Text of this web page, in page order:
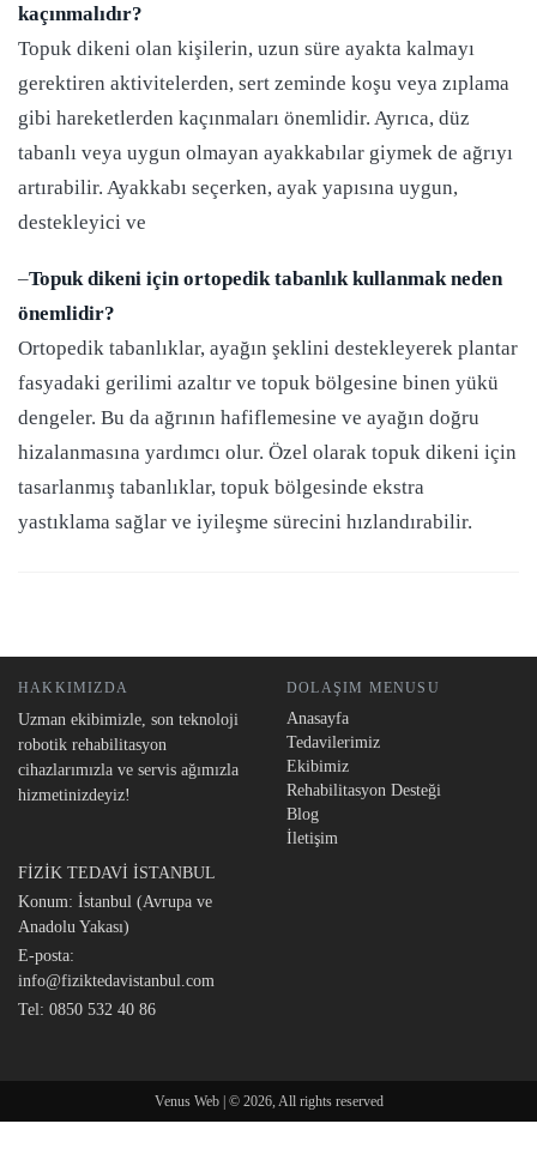
kaçınmalıdır?
Topuk dikeni olan kişilerin, uzun süre ayakta kalmayı
gerektiren aktivitelerden, sert zeminde koşu veya zıplama
gibi hareketlerden kaçınmaları önemlidir. Ayrıca, düz
tabanlı veya uygun olmayan ayakkabılar giymek de ağrıyı
artırabilir. Ayakkabı seçerken, ayak yapısına uygun,
destekleyici ve
–Topuk dikeni için ortopedik tabanlık kullanmak neden
önemlidir?
Ortopedik tabanlıklar, ayağın şeklini destekleyerek plantar
fasyadaki gerilimi azaltır ve topuk bölgesine binen yükü
dengeler. Bu da ağrının hafiflemesine ve ayağın doğru
hizalanmasına yardımcı olur. Özel olarak topuk dikeni için
tasarlanmış tabanlıklar, topuk bölgesinde ekstra
yastıklama sağlar ve iyileşme sürecini hızlandırabilir.
HAKKIMIZDA
Uzman ekibimizle, son teknoloji
robotik rehabilitasyon
cihazlarımızla ve servis ağımızla
hizmetinizdeyiz!
DOLAŞIM MENUSU
Anasayfa
Tedavilerimiz
Ekibimiz
Rehabilitasyon Desteği
Blog
İletişim
FİZİK TEDAVİ İSTANBUL
Konum: İstanbul (Avrupa ve
Anadolu Yakası)
E-posta:
info@fiziktedavistanbul.com
Tel: 0850 532 40 86
Venus Web | © 2026, All rights reserved